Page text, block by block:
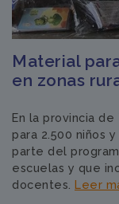
Material
en zonas
En la provincia
para 2.500 niños
parte del
escuelas y que
docentes. Leer